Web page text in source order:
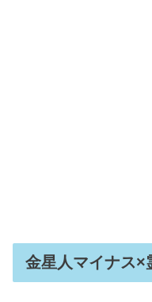
金星人マイナス×